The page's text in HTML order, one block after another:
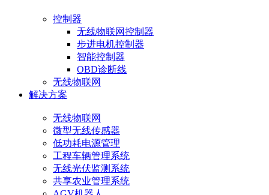
控制器
无线物联网控制器
步进电机控制器
智能控制器
OBD诊断线
无线物联网
解决方案
无线物联网
微型无线传感器
低功耗电源管理
工程车辆管理系统
无线光伏监测系统
共享农业管理系统